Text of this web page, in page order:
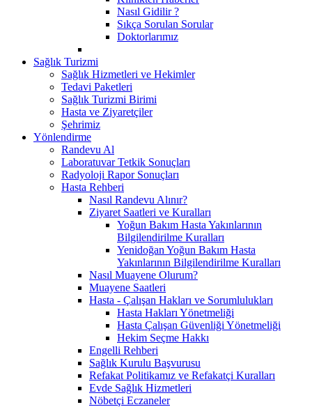
Nasıl Gidilir ?
Sıkça Sorulan Sorular
Doktorlarımız
Sağlık Turizmi
Sağlık Hizmetleri ve Hekimler
Tedavi Paketleri
Sağlık Turizmi Birimi
Hasta ve Ziyaretçiler
Şehrimiz
Yönlendirme
Randevu Al
Laboratuvar Tetkik Sonuçları
Radyoloji Rapor Sonuçları
Hasta Rehberi
Nasıl Randevu Alınır?
Ziyaret Saatleri ve Kuralları
Yoğun Bakım Hasta Yakınlarının
Bilgilendirilme Kuralları
Yenidoğan Yoğun Bakım Hasta
Yakınlarının Bilgilendirilme Kuralları
Nasıl Muayene Olurum?
Muayene Saatleri
Hasta - Çalışan Hakları ve Sorumlulukları
Hasta Hakları Yönetmeliği
Hasta Çalışan Güvenliği Yönetmeliği
Hekim Seçme Hakkı
Engelli Rehberi
Sağlık Kurulu Başvurusu
Refakat Politikamız ve Refakatçi Kuralları
Evde Sağlık Hizmetleri
Nöbetçi Eczaneler